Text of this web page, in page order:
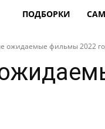
ПОДБОРКИ
ожидаемые фильмы 2022